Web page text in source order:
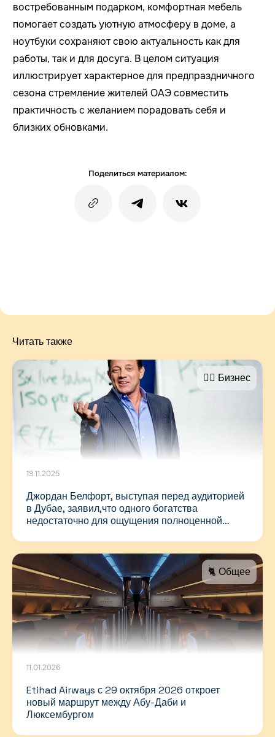
востребованным подарком, комфортная мебель
помогает создать уютную атмосферу в доме, а
ноутбуки сохраняют свою актуальность как для
работы, так и для досуга. В целом ситуация
иллюстрирует характерное для предпраздничного
сезона стремление жителей ОАЭ совместить
практичность с желанием порадовать себя и
близких обновками.
Поделиться материалом:
Читать также
🤵‍♂️ Бизнес
19.11.2025
Джордан Белфорт, выступая перед аудиторией
в Дубае, заявил,что одного богатства
недостаточно для ощущения полноценной
🐈 Общее
11.01.2026
Etihad Airways с 29 октября 2026 откроет
новый маршрут между Абу-Даби и
Люксембургом